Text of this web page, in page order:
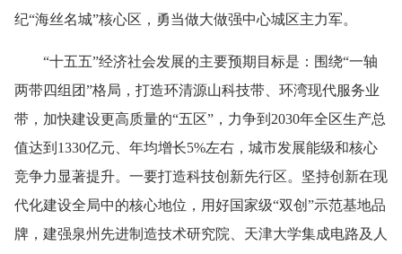
纪“海丝名城”核心区，勇当做大做强中心城区主力军。
“十五五”经济社会发展的主要预期目标是：围绕“一轴
两带四组团”格局，打造环清源山科技带、环湾现代服务业
带，加快建设更高质量的“五区”，力争到2030年全区生产总
值达到1330亿元、年均增长5%左右，城市发展能级和核心
竞争力显著提升。一要打造科技创新先行区。坚持创新在现
代化建设全局中的核心地位，用好国家级“双创”示范基地品
牌，建强泉州先进制造技术研究院、天津大学集成电路及人